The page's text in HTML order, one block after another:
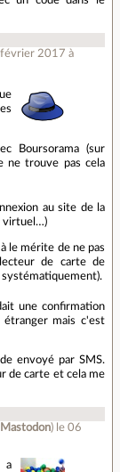
février 2017 à
Boursorama (sur
ne trouve pas cela
au site de la
virtuel…)
le mérite de ne pas
de carte de
une confirmation
étranger mais c'est
envoyé par SMS.
de carte et cela me
Mastodon) le 06
a